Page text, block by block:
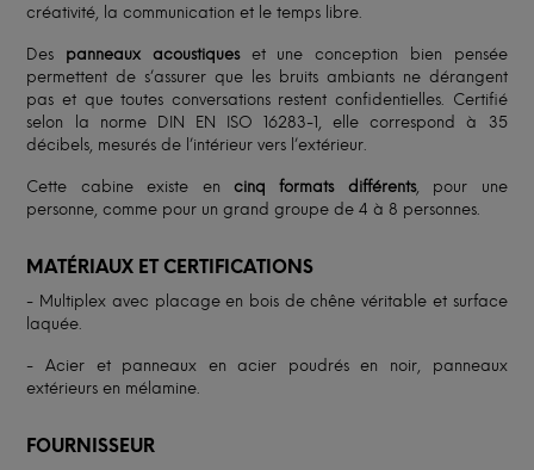
créativité, la communication et le temps libre.
Des panneaux acoustiqueset une conception bien pensée
permettent de s’assurer que les bruits ambiants ne dérangent
pas et que toutes conversations restent confidentielles. Certifié
selon la norme DIN EN ISO 16283-1, elle correspond à 35
décibels, mesurés de l’intérieur vers l’extérieur.
Cette cabine existe en cinq formats différents, pour une
personne, comme pour un grand groupe de 4 à 8 personnes.
MATÉRIAUX ET CERTIFICATIONS
- Multiplex avec placage en bois de chêne véritable et surface
laquée.
- Acier et panneaux en acier poudrés en noir, panneaux
extérieurs en mélamine.
FOURNISSEUR